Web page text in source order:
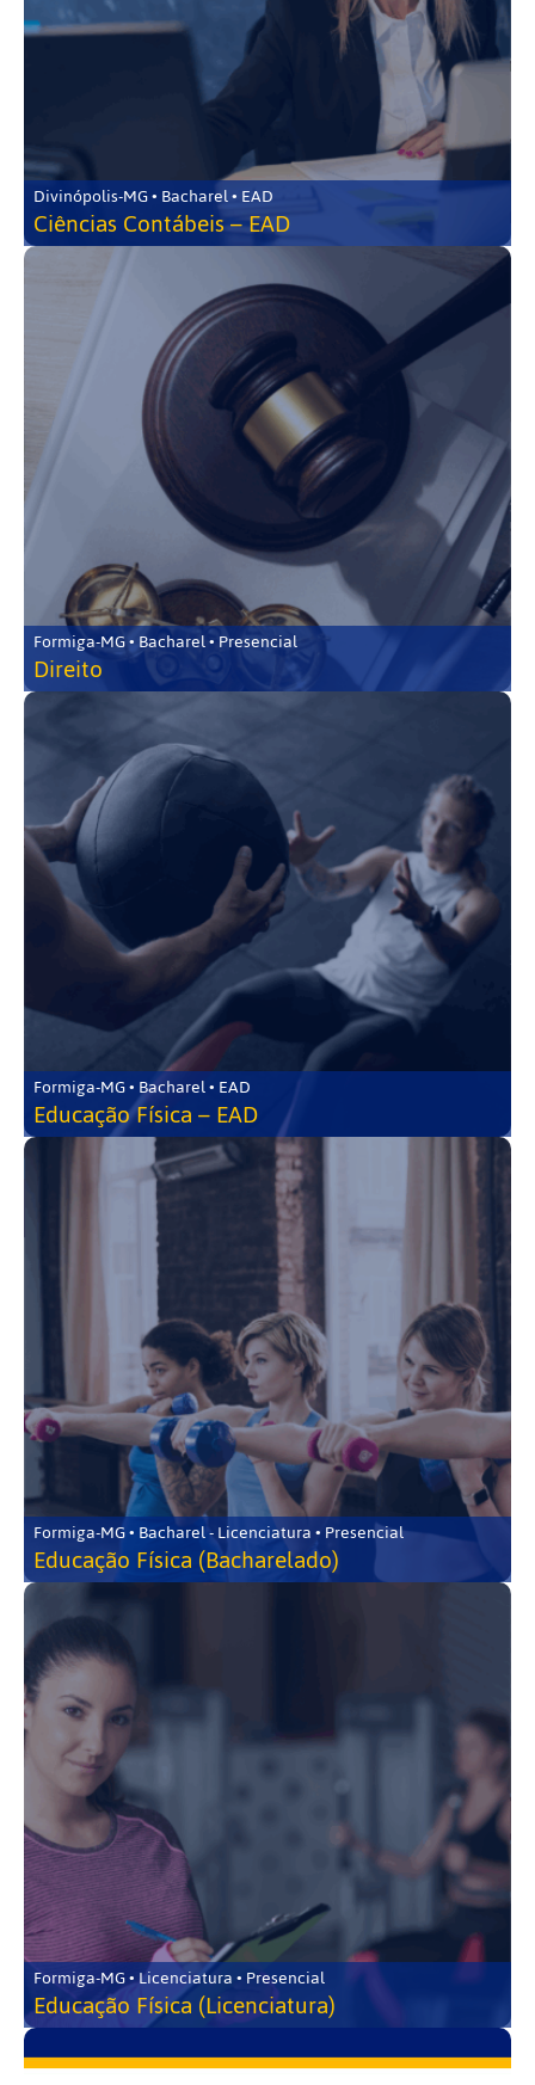
Divinópolis-MG • Bacharel • EAD
Ciências Contábeis – EAD
Formiga-MG • Bacharel • Presencial
Direito
Formiga-MG • Bacharel • EAD
Educação Física – EAD
Formiga-MG • Bacharel - Licenciatura • Presencial
Educação Física (Bacharelado)
Formiga-MG • Licenciatura • Presencial
Educação Física (Licenciatura)